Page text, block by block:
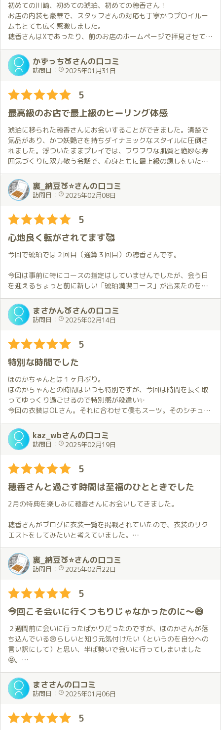
キスをしてくれたのですが、それだけで幸せな気持ちになりまし
た。
休憩時間を含めて様々な配慮をされており、ホスピタリティが非
常に高い女性で最高級店に相応しいと感じます。
広くて豪華なお部屋で穂香さんと過ごす時間は何事にも代えがた
い幸せな時間でした。
これからも穂香さんにお会いできる日を楽しみにしています。
初めての川崎、初めての琥珀、初めての穂香さん！
お店の内装も豪華で、スタッフさんの対応も丁寧かつプ〇イルー
ムもとても広く感激しました。
穂香さんはXであったり、前のお店のホームページで拝見させてい
ただいており、穂香さんをイメージしていました。実際にお会い
して話しをするとまさに、イメージ通りで、美しさ然り、スタイ
ルの良さ、当方の大好きなオッ〇イも形の良さとても素晴らしか
ったです。プレイの方も軽いトークから、オッ〇イを堪能させて
もらい、そして、急な要望でしたが、コスプレもしてもらい、い
ざベ〇ト、イチャイチャプレイで、息子も異常に興奮してしま
い、69からの交わり、バ〇クと正〇位で攻めさせていただき、穂
香さんも気持ちよくなっていただき、こちらも大満足でした。
最後は、マ〇トプレイですが、マッサージや穂香さんの動きが天
上の鏡で見えるので、興奮が止まりません！マ〇トの上でも騎〇
位で交わり、フィニッシュとなりました。
穂香さんは、おしゃべり、包容力、何といっても容姿が最高で、
男を満足させてくれる女性です！
穂香さんからのプレゼントも依頼していたものをいただき大満足
で、宝物になりました。
次も穂香さん一択で色んな体位を試してみたいと思います！四国
の遠方から会いにいった甲斐がありました。ホントに大満足でし
た！
かずっち🍑さんの口コミ
訪問日： 2025年01月31日
5
最高級のお店で最上級のヒーリング体感
琥珀に移られた穂香さんにお会いすることができました。清楚で
気品があり、かつ妖艶さを持ちダイナミックなスタイルに圧倒さ
れました。浮ついたままプレイでは、フワフワな肌質と絶妙な雰
囲気づくりに双方敬う会話で、心身ともに最上級の癒しをいただ
き大満足、素敵な時間でした。美貌美尻好きで雰囲気を楽しみた
い自分には絶妙にマッチしてしまいます。このようなことを好む
方にはぜひお勧めしたいキャストです。
お店の入り口から高級ホテルに負けない作り、客室は宮殿のよ
うな豪華な広いお部屋で清潔に備品が整えられていて、この空間
でのサービスは最高級のSQCAの高さを感じます。この機会をまた
得られるよう、日常に戻り頑張ります。
裏_納豆🍑⭐さんの口コミ
訪問日： 2025年02月08日
5
心地良く転がされてます🥰
今回で琥珀では２回目（通算３回目）の穂香さんです。
今回は事前に特にコースの指定はしていませんでしたが、会う日
を迎えるちょっと前に新しい「琥珀満喫コース」が出来たのを知
り、直前ではありましたがそれをお願いしました。
今回衣装のリクエストは、前回の私服と打って変わって「バニー
🐇」をお願いしたのですが、ご対面した時には良い意味で自分の
想像を裏切られました😁。
「琥珀満喫コース」ですが、穂香さん御本人の説明にある通り、
琥珀の広いお部屋の色んな場所でチャレンジさせてもらいまし
た。
穂香さんの説明が強気だったのでちょっと不安な気持ちになりま
したが、お陰様で全て無事フィニッシュする事が出来ました😌。
プレイ中の穂香さんはご対面した時の明るく清楚な感じと違い、
かなり妖艶でそれを見ているだけで興奮が止まりませんでした
😍。
穂香さんは自分を「お話好き」認定してくれていますが、それは
穂香さんが自分が話しやすくなる空気を上手く作ってくれている
からだと思います。
それと穂香さんは自分の話した事やSNS等で発信した事を把握し
ていて、ちゃんとそれに対応してくれるのが凄いです😲。
事は気になっているが会いに行く勇気が出ない方は是非会いに行
ってほしいなと思います。
まさかん🍑さんの口コミ
訪問日： 2025年02月14日
5
特別な時間でした
ほのかちゃんとは１ヶ月ぶり。
ほのかちゃんとの時間はいつも特別ですが、今回は時間を長く取
ってゆっくり過ごせるので特別感が段違い✨
今回の衣装はOLさん。それに合わせて僕もスーツ。そのシチュエ
ーションだけでも最高なのに、ほのかちゃんの豊満な身体で衣装
はピチピチ😍これはもう盛り上がるしかないでしょう❗️
部屋に入った直後から、コンプライアンス無視の展開になだれ込
んでしまいました💕
時間に余裕があるので、いろいろなことを楽しみました。あんな
ことやこんなこともしたし、一緒にごはん食べながらおしゃべり
もたくさんしたし、本当にしあわせな時間でした。
でも、なによりうれしかったのは、ほのかちゃんが終始楽しそう
にしてくれたこと。独りよがりかもしれませんが、信頼関係が深
そして、それに花を添えているのが、琥珀の豪勢な部屋✨
壁や天井が鏡張りで、さまざまな角度からほのかちゃんを見るこ
とが出来てたのしいし、広いのに暖かい。
まさに非日常を堪能できる空間だなと思いました。(鏡は自分の乱
れてる姿も見えてしまい、その点は興醒めですが😓)
とにかく、今回もとてもすてきな時間でした✨
ほのかちゃん💕本当にありがとう😊
毎回とはいきませんが、長い時間はアリです！
kaz_wbさんの口コミ
訪問日： 2025年02月19日
5
穂香さんと過ごす時間は至福のひとときでした
2月の特典を楽しみに穂香さんにお会いしてきました。
穂香さんがブログに衣装一覧を掲載されていたので、衣装のリク
エストをしてみたいと考えていました。
リクエストするなら私服がいいなと考えてはいたのですが、お願
いする時間が取れないから次回の楽しみにするしかないのかな…
と思いながら当日を迎えました。
そのような状況であったのでドレス姿の穂香さんを想定していま
した。しかし、私の予想に反して、この日の穂香さんは私服でし
た。
事前にお話し出来なかったにもかかわらず、穂香さんが以前に私
服をリクエストしたときのことを思い出して私の好きな服を選ん
でくれていました。
全く予想していなかった私服の穂香さんにお会い出来てとても嬉
しかったです。
この出来事に加えてブログやSNSを見る時間もなかなか取れなか
ったこともあり、お会い出来たことが嬉しくてお部屋に着いたと
きに普段よりも長くハグしていました。
その後も穂香さんが私に合わせてくれるように何度もハグしてく
れたので、この上なく幸せな気持ちに。
裏_納豆🍑⭐さんの口コミ
訪問日： 2025年02月22日
5
今回こそ会いに行くつもりじゃなかったのに～😅
２週間前に会いに行ったばかりだったのですが、ほのかさんが落
ち込んでいる😢らしいと知り元気付けたい（というのを自分への
言い訳にして）と思い、半ば勢いで会いに行ってしまいました
🤩。
今回も衣装のリクエストをしましたが、ちょっとマニアック過ぎ
てお持ちでは無かったのですが似た様なもので対応してくれまし
た😆。
御対面から手を引かれてお部屋への移動、そしてお部屋に入って
まささんの口コミ
訪問日： 2025年01月06日
5